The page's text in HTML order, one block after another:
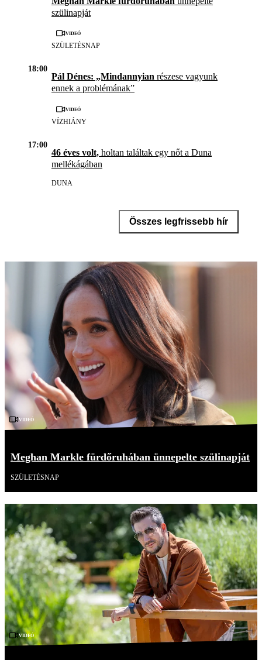
szülinapját
Videó
SZÜLETÉSNAP
18:00
Pál Dénes: „Mindannyian részese vagyunk
ennek a problémának”
Videó
VÍZHIÁNY
17:00
46 éves volt, holtan találtak egy nőt a Duna
mellékágában
DUNA
Összes legfrissebb hír
Videó
Meghan Markle fürdőruhában ünnepelte szülinapját
SZÜLETÉSNAP
Videó